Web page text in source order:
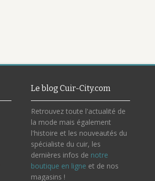
Le blog Cuir-City.com
Retrouvez toute l'actualité de
la mode mais également
l'histoire et les nouveautés du
spécialiste du cuir, les
dernières infos de notre
boutique en ligne et de nos
magasins !